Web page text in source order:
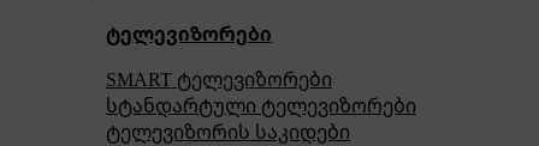
ტელევიზორები
SMART ტელევიზორები
სტანდარტული ტელევიზორები
ტელევიზორის საკიდები